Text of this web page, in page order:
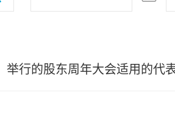
举行的股东周年大会适用的代